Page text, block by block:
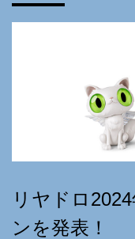
リヤドロ
ンを発表！